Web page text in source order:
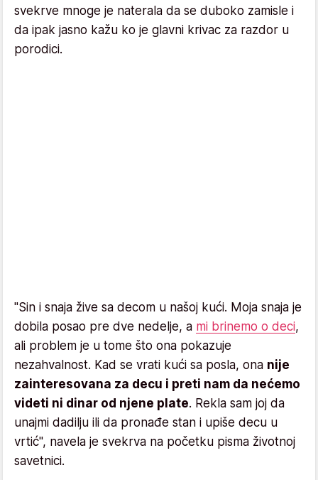
svekrve mnoge je naterala da se duboko zamisle i
da ipak jasno kažu ko je glavni krivac za razdor u
porodici.
"Sin i snaja žive sa decom u našoj kući. Moja snaja je
dobila posao pre dve nedelje, a mi brinemo o deci,
ali problem je u tome što ona pokazuje
nezahvalnost. Kad se vrati kući sa posla, ona nije
zainteresovana za decu i preti nam da nećemo
videti ni dinar od njene plate. Rekla sam joj da
unajmi dadilju ili da pronađe stan i upiše decu u
vrtić", navela je svekrva na početku pisma životnoj
savetnici.